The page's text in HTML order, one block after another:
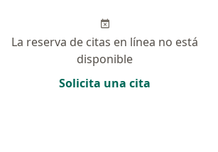
La reserva de citas en línea no está
disponible
Solicita una cita